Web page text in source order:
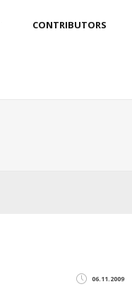
CONTRIBUTORS
06.11.2009